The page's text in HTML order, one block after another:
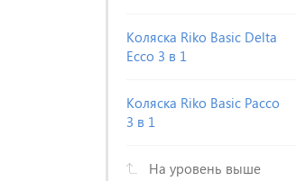
Коляска Riko Basic Delta
Ecco 3 в 1
Коляска Riko Basic Pacco
3 в 1
На уровень выше